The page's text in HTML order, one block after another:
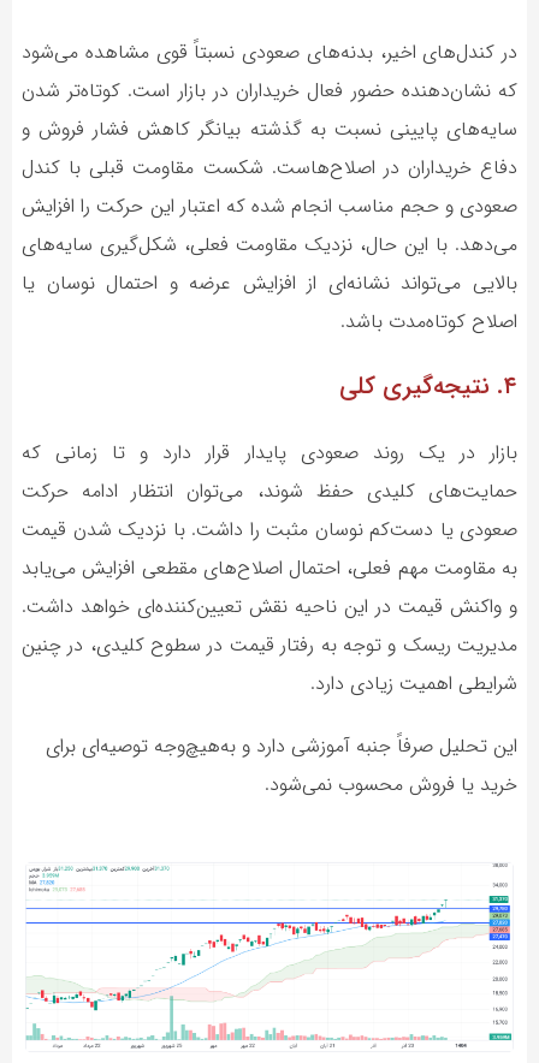
در کندل‌های اخیر، بدنه‌های صعودی نسبتاً قوی مشاهده می‌شود
که نشان‌دهنده حضور فعال خریداران در بازار است. کوتاه‌تر شدن
سایه‌های پایینی نسبت به گذشته بیانگر کاهش فشار فروش و
دفاع خریداران در اصلاح‌هاست. شکست مقاومت قبلی با کندل
صعودی و حجم مناسب انجام شده که اعتبار این حرکت را افزایش
می‌دهد. با این حال، نزدیک مقاومت فعلی، شکل‌گیری سایه‌های
بالایی می‌تواند نشانه‌ای از افزایش عرضه و احتمال نوسان یا
اصلاح کوتاه‌مدت باشد.
۴. نتیجه‌گیری کلی
بازار در یک روند صعودی پایدار قرار دارد و تا زمانی که
حمایت‌های کلیدی حفظ شوند، می‌توان انتظار ادامه حرکت
صعودی یا دست‌کم نوسان مثبت را داشت. با نزدیک شدن قیمت
به مقاومت مهم فعلی، احتمال اصلاح‌های مقطعی افزایش می‌یابد
و واکنش قیمت در این ناحیه نقش تعیین‌کننده‌ای خواهد داشت.
مدیریت ریسک و توجه به رفتار قیمت در سطوح کلیدی، در چنین
شرایطی اهمیت زیادی دارد.
این تحلیل صرفاً جنبه آموزشی دارد و به‌هیچ‌وجه توصیه‌ای برای
خرید یا فروش محسوب نمی‌شود.